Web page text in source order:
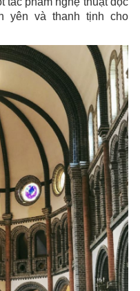
yên và thanh tịnh cho